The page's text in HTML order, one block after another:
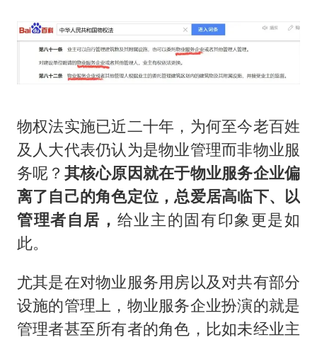
物权法实施已近二十年，为何至今老百姓
及人大代表仍认为是物业管理而非物业服
务呢？ 其核心原因就在于物业服务企业偏
离了自己的角色定位，总爱居高临下、以
管理者自居， 给业主的固有印象更是如
此。
尤其是在对物业服务用房以及对共有部分
设施的管理上，物业服务企业扮演的就是
管理者甚至所有者的角色，比如未经业主